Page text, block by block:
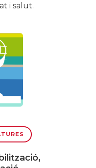
i salut.